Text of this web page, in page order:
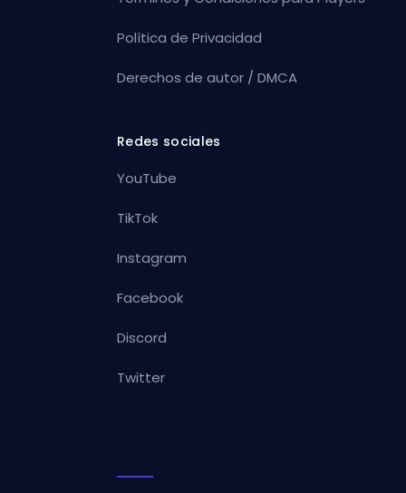
Política de Privacidad
Derechos de autor / DMCA
Redes sociales
YouTube
TikTok
Instagram
Facebook
Discord
Twitter